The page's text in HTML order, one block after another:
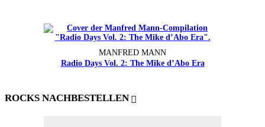
MANFRED MANN
Radio Days Vol. 2: The Mike d’Abo Era
ROCKS NACHBESTELLEN